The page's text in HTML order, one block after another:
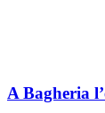
A Bagheria